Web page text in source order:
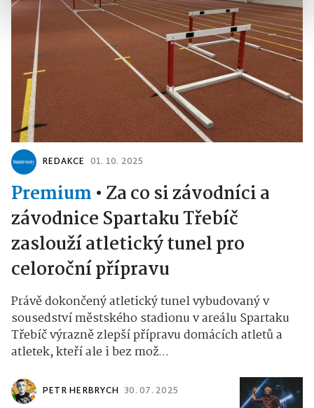
REDAKCE 01. 10. 2025
Premium • Za co si závodníci a
závodnice Spartaku Třebíč
zaslouží atletický tunel pro
celoroční přípravu
Právě dokončený atletický tunel vybudovaný v
sousedství městského stadionu v areálu Spartaku
Třebíč výrazně zlepší přípravu domácích atletů a
atletek, kteří ale i bez mož...
PETR HERBRYCH 30. 07. 2025